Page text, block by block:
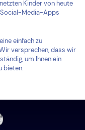
Kinder von heute
Media-Apps
einfach zu
versprechen, dass wir
um Ihnen ein
bieten.